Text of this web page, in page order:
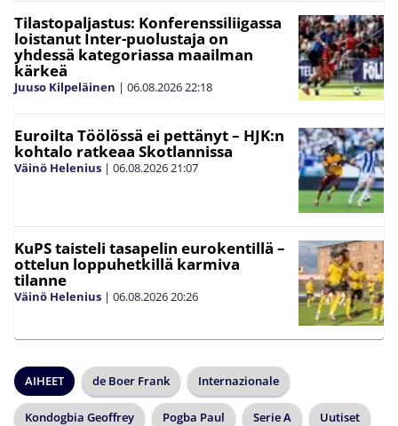
Tilastopaljastus: Konferenssiliigassa
loistanut Inter-puolustaja on
yhdessä kategoriassa maailman
kärkeä
Juuso Kilpeläinen | 06.08.202622:18
Euroilta Töölössä ei pettänyt – HJK:n
kohtalo ratkeaa Skotlannissa
Väinö Helenius | 06.08.202621:07
KuPS taisteli tasapelin eurokentillä –
ottelun loppuhetkillä karmiva
tilanne
Väinö Helenius | 06.08.202620:26
AIHEET de Boer Frank Internazionale
Kondogbia Geoffrey Pogba Paul Serie A Uutiset